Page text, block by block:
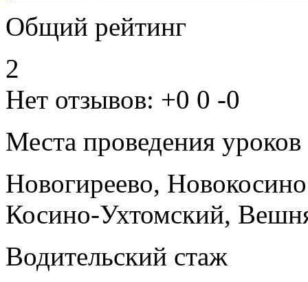
Общий рейтинг
2
Нет отзывов: +0 0 -0
Места проведения уроков
Новогиреево,
Косино-Ухтомский,
Водительский стаж